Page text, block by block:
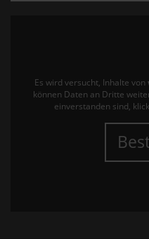
Es wird versucht, Inhalte von
können Daten an Dritte
einverstanden sind,